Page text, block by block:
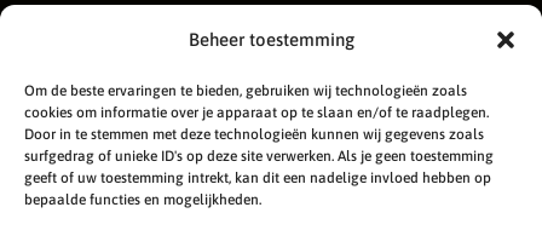
Beheer toestemming
Om de beste ervaringen te bieden, gebruiken wij technologieën zoals
cookies om informatie over je apparaat op te slaan en/of te raadplegen.
Door in te stemmen met deze technologieën kunnen wij gegevens zoals
surfgedrag of unieke ID's op deze site verwerken. Als je geen toestemming
geeft of uw toestemming intrekt, kan dit een nadelige invloed hebben op
bepaalde functies en mogelijkheden.
Astronautenweg 44
1622DV, Hoorn